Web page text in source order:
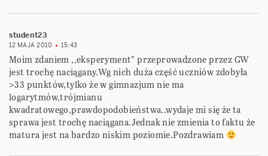
student23
12 MAJA 2010 15:43
Moim zdaniem ,,eksperyment” przeprowadzone przez GW
jest trochę naciągany.Wg nich duża część uczniów zdobyła
>33 punktów,tylko że w gimnazjum nie ma
logarytmów,trójmianu
kwadratowego,prawdopodobieństwa..wydaje mi się że ta
sprawa jest trochę naciągana.Jednak nie zmienia to faktu że
matura jest na bardzo niskim poziomie.Pozdrawiam